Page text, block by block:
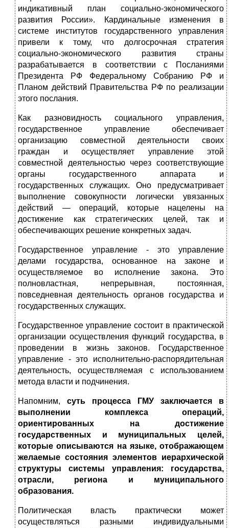
индикативный план социально-экономического
развития России». Кардинальные изменения в
системе институтов государственного управления
привели к тому, что долгосрочная стратегия
социально-экономического развития страны
разрабатывается в соответствии с Посланиями
Президента РФ Федеральному Собранию РФ и
Планом действий Правительства РФ по реализации
этого послания.
Как разновидность социального управления,
государственное управление обеспечивает
организацию совместной деятельности своих
граждан и осуществляет управление этой
совместной деятельностью через соответствующие
органы государственного аппарата и
государственных служащих. Оно предусматривает
выполнение совокупности логически увязанных
действий — операций, которые нацелены на
достижение как стратегических целей, так и
обеспечивающих решение конкретных задач.
Государственное управление - это управление
делами государства, основанное на законе и
осуществляемое во исполнение закона. Это
полновластная, непрерывная, постоянная,
повседневная деятельность органов государства и
государственных служащих.
Государственное управление состоит в практической
организации осуществления функций государства, в
проведении в жизнь законов. Государственное
управление - это исполнительно-распорядительная
деятельность, осуществляемая с использованием
метода власти и подчинения.
Напомним, суть процесса ГМУ заключается в
выполнении комплекса операций,
ориентированных на достижение
государственных и муниципальных целей,
которые описываются на языке, отображающем
желаемые состояния элементов иерархической
структуры системы управления: государства,
отрасли, региона и муниципального
образования.
Политическая власть практически может
осуществляться разными индивидуальными